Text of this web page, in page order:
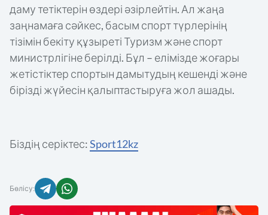
даму тетіктерін өздері әзірлейтін. Ал жаңа
заңнамаға сәйкес, басым спорт түрлерінің
тізімін бекіту құзыреті Туризм және спорт
министрлігіне берілді. Бұл – елімізде жоғары
жетістіктер спортын дамытудың кешенді және
бірізді жүйесін қалыптастыруға жол ашады.
Біздің серіктес:Sport12kz
Бөлісу: